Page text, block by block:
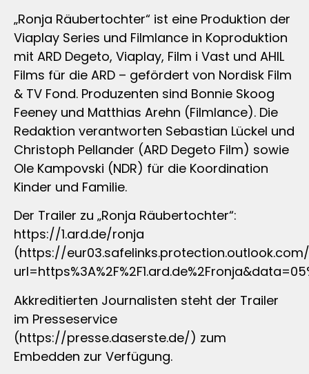
„Ronja Räubertochter“ ist eine Produktion der
Viaplay Series und Filmlance in Koproduktion
mit ARD Degeto, Viaplay, Film i Vast und AHIL
Films für die ARD – gefördert von Nordisk Film
& TV Fond. Produzenten sind Bonnie Skoog
Feeney und Matthias Arehn (Filmlance). Die
Redaktion verantworten Sebastian Lückel und
Christoph Pellander (ARD Degeto Film) sowie
Ole Kampovski (NDR) für die Koordination
Kinder und Familie.
Der Trailer zu „Ronja Räubertochter“:
https://1.ard.de/ronja
(https://
Akkreditierten Journalisten steht der Trailer
im Presseservice
(https://presse.daserste.de/) zum
Embedden zur Verfügung.